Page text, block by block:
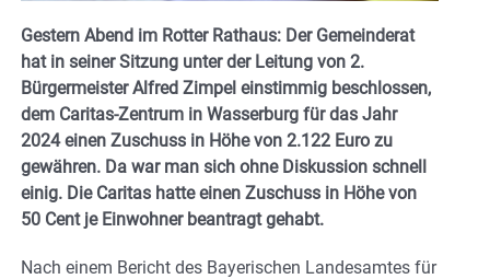
Gestern Abend im Rotter Rathaus: Der Gemeinderat
hat in seiner Sitzung unter der Leitung von 2.
Bürgermeister Alfred Zimpel einstimmig beschlossen,
dem Caritas-Zentrum in Wasserburg für das Jahr
2024 einen Zuschuss in Höhe von 2.122 Euro zu
gewähren. Da war man sich ohne Diskussion schnell
einig. Die Caritas hatte einen Zuschuss in Höhe von
50 Cent je Einwohner beantragt gehabt.
Nach einem Bericht des Bayerischen Landesamtes für